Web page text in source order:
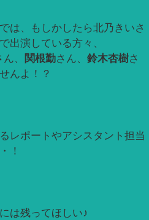
は、もしかしたら北乃きいさ
出演している方々、
、 関根勤さん、 鈴木杏樹さ
んよ！？
レポートやアシスタント担当
！
は残ってほしい♪